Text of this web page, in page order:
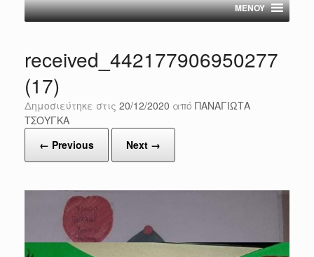
MENOY
received_442177906950277
(17)
Δημοσιεύτηκε στις 20/12/2020 από ΠΑΝΑΓΙΩΤΑ
ΤΣΟΥΓΚΑ
← Previous
Next →